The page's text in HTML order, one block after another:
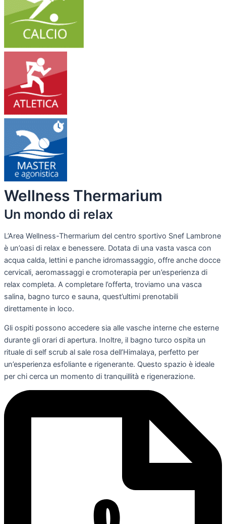
Wellness Thermarium
Un mondo di relax
L’Area Wellness-Thermarium del centro sportivo Snef Lambrone
è un’oasi di relax e benessere. Dotata di una vasta vasca con
acqua calda, lettini e panche idromassaggio, offre anche docce
cervicali, aeromassaggi e cromoterapia per un’esperienza di
relax completa. A completare l’offerta, troviamo una vasca
salina, bagno turco e sauna, quest’ultimi prenotabili
direttamente in loco.
Gli ospiti possono accedere sia alle vasche interne che esterne
durante gli orari di apertura. Inoltre, il bagno turco ospita un
rituale di self scrub al sale rosa dell’Himalaya, perfetto per
un’esperienza esfoliante e rigenerante. Questo spazio è ideale
per chi cerca un momento di tranquillità e rigenerazione.